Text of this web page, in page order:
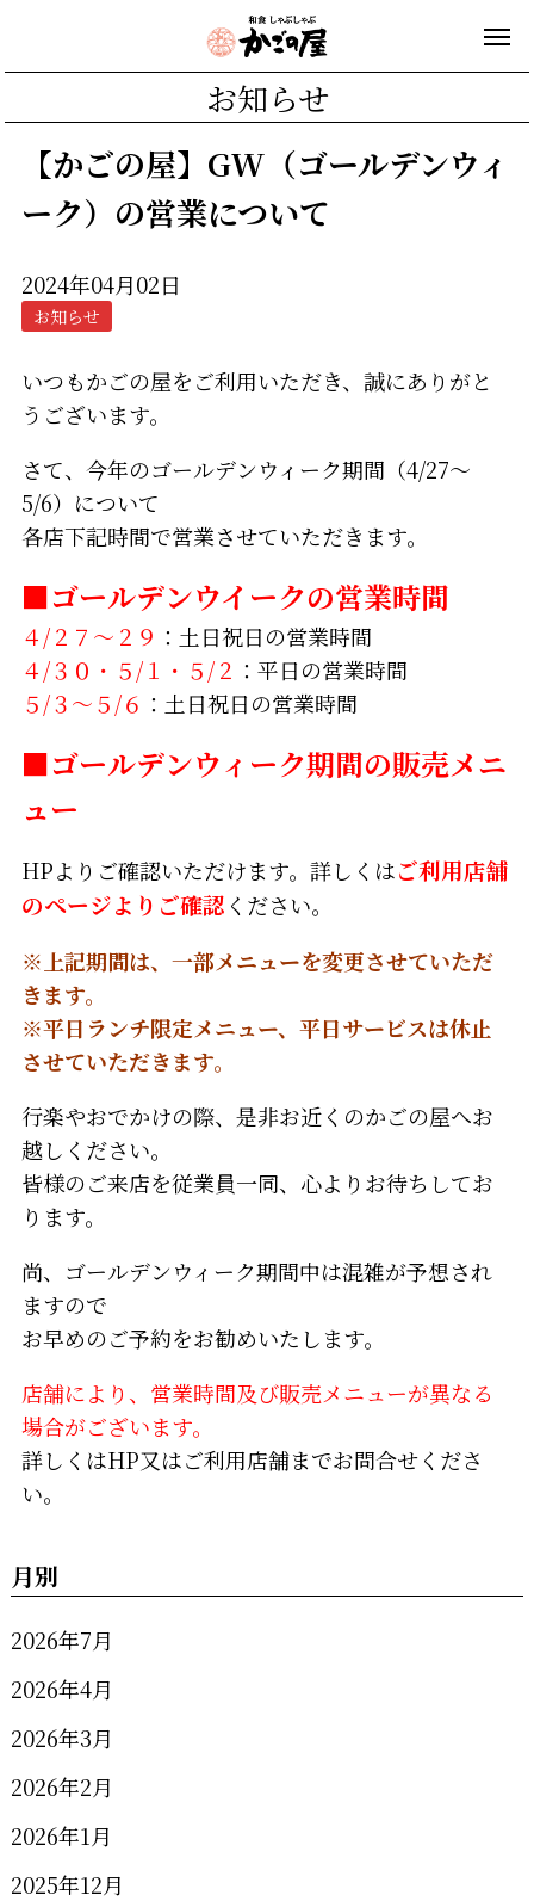
お知らせ
【かごの屋】GW（ゴールデンウィ
ーク）の営業について
2024年04月02日
お知らせ
いつもかごの屋をご利用いただき、誠にありがと
うございます。
さて、今年のゴールデンウィーク期間（4/27～
5/6）について
各店下記時間で営業させていただきます。
■ゴールデンウイークの営業時間
４/２７～２９ ：土日祝日の営業時間
４/３０・５/１・５/２ ：平日の営業時間
５/３～５/６ ：土日祝日の営業時間
■ゴールデンウィーク期間の販売メニ
ュー
HPよりご確認いただけます。詳しくはご利用店舗
のページよりご確認 ください。
※上記期間は、一部メニューを変更させていただ
きます。
※平日ランチ限定メニュー、平日サービスは休止
させていただきます。
行楽やおでかけの際、是非お近くのかごの屋へお
越しください。
皆様のご来店を従業員一同、心よりお待ちしてお
ります。
尚、ゴールデンウィーク期間中は混雑が予想され
ますので
お早めのご予約をお勧めいたします。
店舗により、営業時間及び販売メニューが異なる
場合がございます。
詳しくはHP又はご利用店舗までお問合せくださ
い。
月別
2026年7月
2026年4月
2026年3月
2026年2月
2026年1月
2025年12月